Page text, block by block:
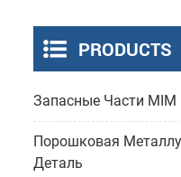
PRODUCTS
Запасные Части MIM
Порошковая
Деталь